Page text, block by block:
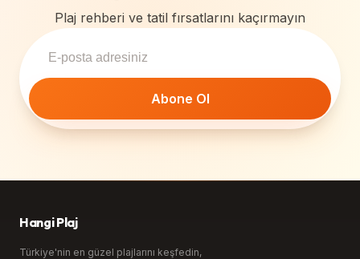
Plaj rehberi ve tatil fırsatlarını kaçırmayın
Abone Ol
Hangi Plaj
Türkiye'nin en güzel plajlarını keşfedin,